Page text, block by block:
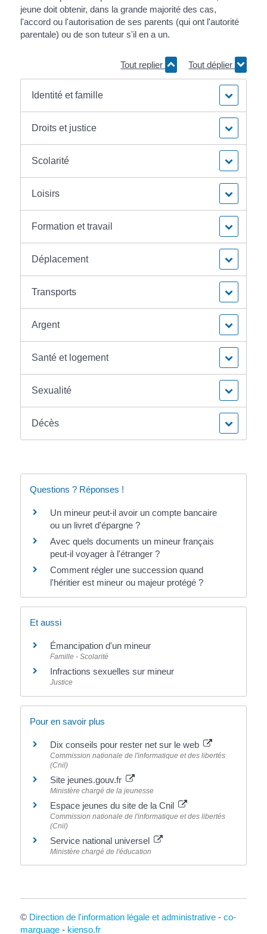
jeune doit obtenir, dans la grande majorité des cas,
l'accord ou l'autorisation de ses parents (qui ont l'autorité
parentale) ou de son tuteur s'il en a un.
Tout replier Tout déplier
Identité et famille
Droits et justice
Scolarité
Loisirs
Formation et travail
Déplacement
Transports
Argent
Santé et logement
Sexualité
Décès
Questions ? Réponses !
Un mineur peut-il avoir un compte bancaire
ou un livret d'épargne ?
Avec quels documents un mineur français
peut-il voyager à l'étranger ?
Comment régler une succession quand
l'héritier est mineur ou majeur protégé ?
Et aussi
Émancipation d'un mineur
Famille - Scolarité
Infractions sexuelles sur mineur
Justice
Pour en savoir plus
Dix conseils pour rester net sur le web
Commission nationale de l'informatique et des libertés
(Cnil)
Site jeunes.gouv.fr
Ministère chargé de la jeunesse
Espace jeunes du site de la Cnil
Commission nationale de l'informatique et des libertés
(Cnil)
Service national universel
Ministère chargé de l'éducation
© Direction de l'information légale et administrative- co-
marquage- kienso.fr